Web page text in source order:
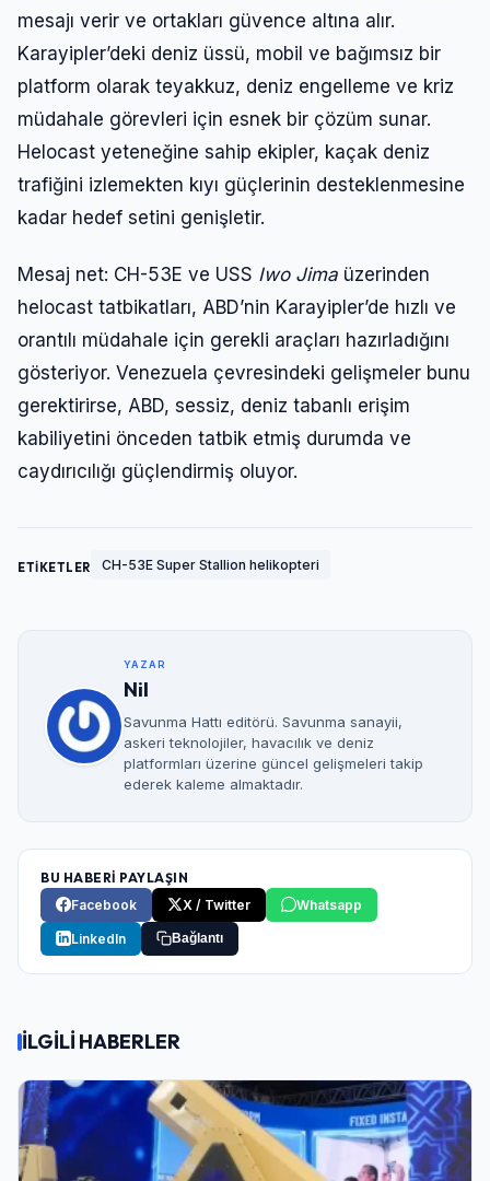
mesajı verir ve ortakları güvence altına alır.
Karayipler’deki deniz üssü, mobil ve bağımsız bir
platform olarak teyakkuz, deniz engelleme ve kriz
müdahale görevleri için esnek bir çözüm sunar.
Helocast yeteneğine sahip ekipler, kaçak deniz
trafiğini izlemekten kıyı güçlerinin desteklenmesine
kadar hedef setini genişletir.
Mesaj net: CH-53E ve USS Iwo Jima üzerinden
helocast tatbikatları, ABD’nin Karayipler’de hızlı ve
orantılı müdahale için gerekli araçları hazırladığını
gösteriyor. Venezuela çevresindeki gelişmeler bunu
gerektirirse, ABD, sessiz, deniz tabanlı erişim
kabiliyetini önceden tatbik etmiş durumda ve
caydırıcılığı güçlendirmiş oluyor.
ETİKETLER CH-53E Super Stallion helikopteri
YAZAR
Nil
Savunma Hattı editörü. Savunma sanayii,
askeri teknolojiler, havacılık ve deniz
platformları üzerine güncel gelişmeleri takip
ederek kaleme almaktadır.
BU HABERİ PAYLAŞIN
Facebook
X / Twitter Whatsapp
LinkedIn Bağlantı
İLGİLİ HABERLER